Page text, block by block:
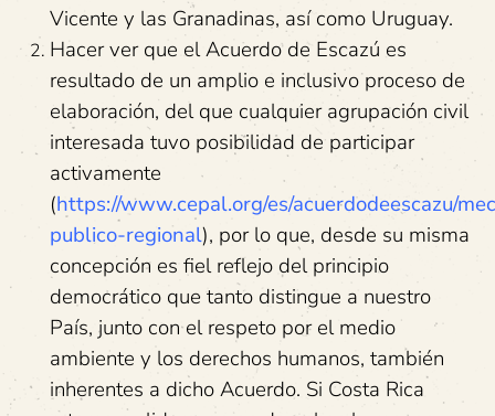
Vicente y las Granadinas, así como Uruguay.
Hacer ver que el Acuerdo de Escazú es
resultado de un amplio e inclusivo proceso de
elaboración, del que cualquier agrupación civil
interesada tuvo posibilidad de participar
activamente
(https://www.cepal.org/es/acuerdodeescazu/
publico-regional), por lo que, desde su misma
concepción es fiel reflejo del principio
democrático que tanto distingue a nuestro
País, junto con el respeto por el medio
ambiente y los derechos humanos, también
inherentes a dicho Acuerdo. Si Costa Rica